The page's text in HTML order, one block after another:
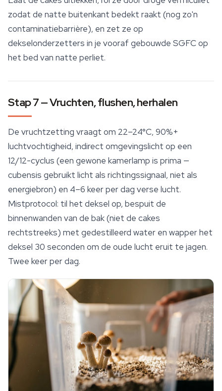
zodat de natte buitenkant bedekt raakt (nog zo'n
contaminatiebarrière), en zet ze op
dekselonderzetters in je vooraf gebouwde SGFC op
het bed van natte perliet.
Stap 7 — Vruchten, flushen, herhalen
De vruchtzetting vraagt om 22–24°C, 90%+
luchtvochtigheid, indirect omgevingslicht op een
12/12-cyclus (een gewone kamerlamp is prima —
cubensis gebruikt licht als richtingssignaal, niet als
energiebron) en 4–6 keer per dag verse lucht.
Mistprotocol: til het deksel op, bespuit de
binnenwanden van de bak (niet de cakes
rechtstreeks) met gedestilleerd water en wapper het
deksel 30 seconden om de oude lucht eruit te jagen.
Twee keer per dag.